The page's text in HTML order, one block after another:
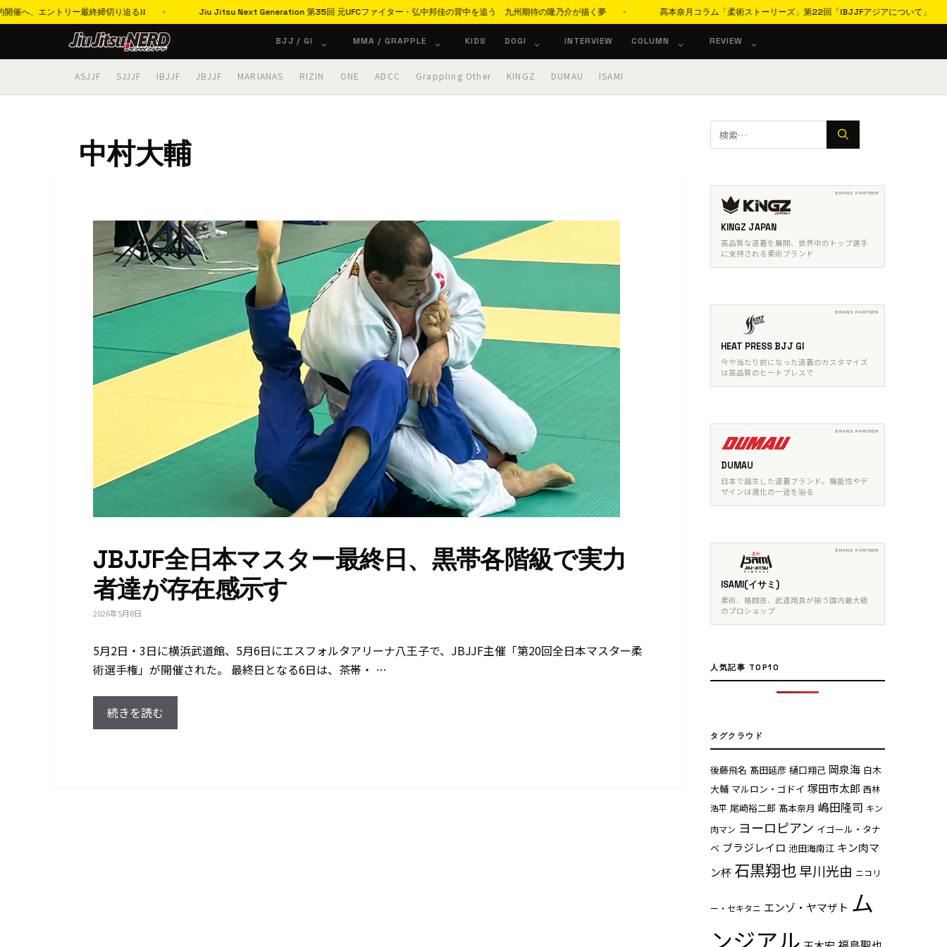
、エントリー最終締切り迫る!! Jiu Jitsu Next Generation 第35回 元UFCファイター・弘中邦佳の背中を追う 九州期待の隆乃介が描く夢 髙本奈月コラム「柔術ストーリーズ」第22回「IBJJFアジアについて」
BJJ / GI MMA / GRAPPLE KIDS DOGI INTERVIEW COLUMN REVIEW
ASJJF SJJJF IBJJF JBJJF MARIANAS RIZIN ONE ADCC Grappling Other KINGZ DUMAU ISAMI
中村大輔
JBJJF全日本マスター最終日、黒帯各階級で実力
者達が存在感示す
2026年5月8日
5月2日・3日に横浜武道館、5月6日にエスフォルタアリーナ八王子で、JBJJF主催「第20回全日本マスター柔
術選手権」が開催された。 最終日となる6日は、茶帯・ …
続きを読む
検
索:
KINGZ JAPAN
高品質な道着を展開、世界中のトップ選手
に支持される柔術ブランド
HEAT PRESS BJJ GI
今や当たり前になった道着のカスタマイズ
は高品質のヒートプレスで
DUMAU
日本で誕生した道着ブランド。機能性やデ
ザインは進化の一途を辿る
ISAMI(イサミ)
柔術、格闘技、武道用具が揃う国内最大級
のプロショップ
人気記事 TOP10
タグクラウド
後藤飛名 髙田延彦 樋口翔己 岡泉海 白木
大輔 マルロン・ゴドイ 塚田市太郎 西林
浩平 尾崎裕二郎 髙本奈月 嶋田隆司 キン
肉マン ヨーロピアン イゴール・タナ
ベ ブラジレイロ 池田海南江 キン肉マ
ン杯 石黒翔也早川光由 ニコリ
ー・セキタニ エンゾ・ヤマザト ム
ンジアル